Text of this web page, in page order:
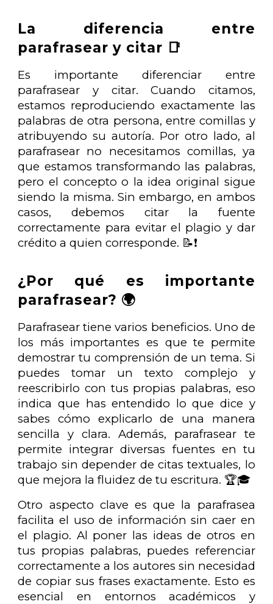
La diferencia entre
parafrasear y citar 📑
Es importante diferenciar entre
parafrasear y citar. Cuando citamos,
estamos reproduciendo exactamente las
palabras de otra persona, entre comillas y
atribuyendo su autoría. Por otro lado, al
parafrasear no necesitamos comillas, ya
que estamos transformando las palabras,
pero el concepto o la idea original sigue
siendo la misma. Sin embargo, en ambos
casos, debemos citar la fuente
correctamente para evitar el plagio y dar
crédito a quien corresponde. 📝❗
¿Por qué es importante
parafrasear? 🌍
Parafrasear tiene varios beneficios. Uno de
los más importantes es que te permite
demostrar tu comprensión de un tema. Si
puedes tomar un texto complejo y
reescribirlo con tus propias palabras, eso
indica que has entendido lo que dice y
sabes cómo explicarlo de una manera
sencilla y clara. Además, parafrasear te
permite integrar diversas fuentes en tu
trabajo sin depender de citas textuales, lo
que mejora la fluidez de tu escritura. 🏆🎓
Otro aspecto clave es que la parafrasea
facilita el uso de información sin caer en
el plagio. Al poner las ideas de otros en
tus propias palabras, puedes referenciar
correctamente a los autores sin necesidad
de copiar sus frases exactamente. Esto es
esencial en entornos académicos y